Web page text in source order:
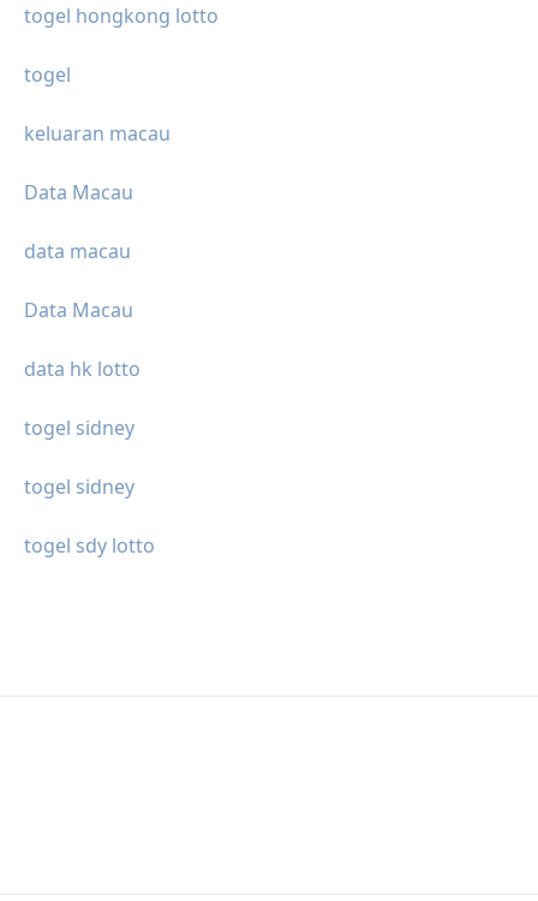
togel hongkong lotto
togel
keluaran macau
Data Macau
data macau
Data Macau
data hk lotto
togel sidney
togel sidney
togel sdy lotto